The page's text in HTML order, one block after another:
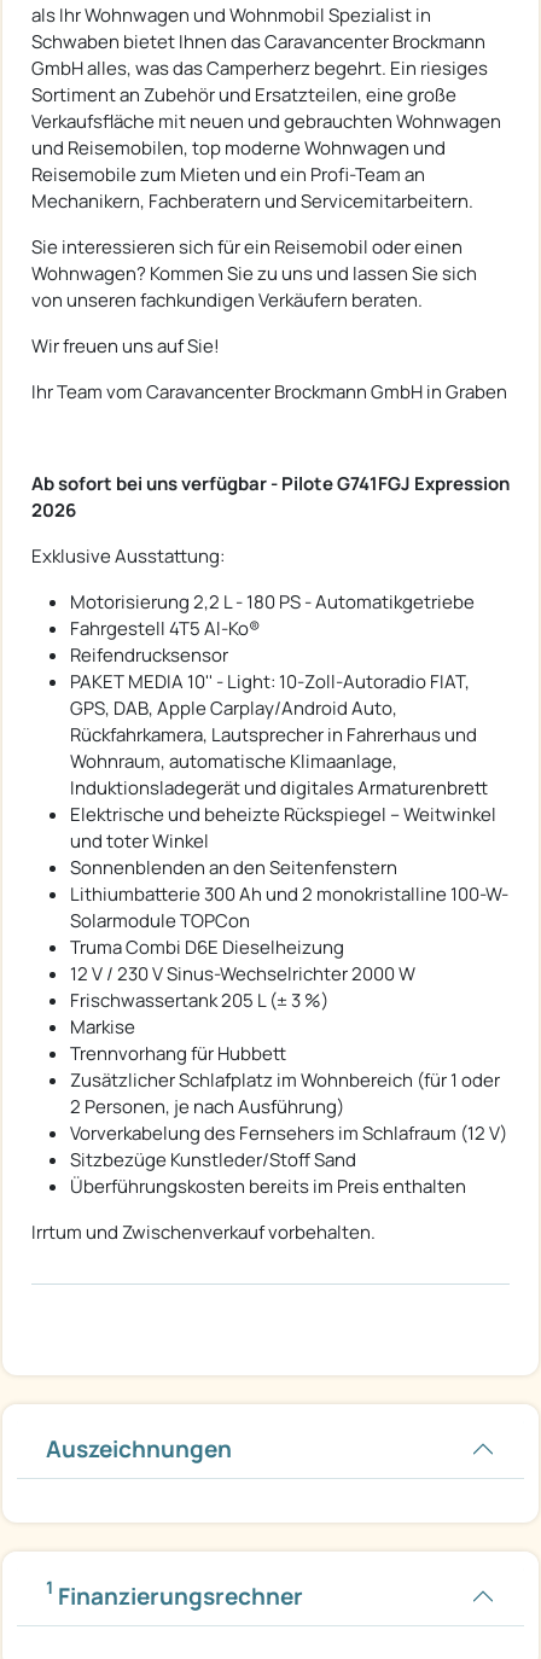
als Ihr Wohnwagen und Wohnmobil Spezialist in
Schwaben bietet Ihnen das Caravancenter Brockmann
GmbH alles, was das Camperherz begehrt. Ein riesiges
Sortiment an Zubehör und Ersatzteilen, eine große
Verkaufsfläche mit neuen und gebrauchten Wohnwagen
und Reisemobilen, top moderne Wohnwagen und
Reisemobile zum Mieten und ein Profi-Team an
Mechanikern, Fachberatern und Servicemitarbeitern.
Sie interessieren sich für ein Reisemobil oder einen
Wohnwagen? Kommen Sie zu uns und lassen Sie sich
von unseren fachkundigen Verkäufern beraten.
Wir freuen uns auf Sie!
Ihr Team vom Caravancenter Brockmann GmbH in Graben
Ab sofort bei uns verfügbar - Pilote G741FGJ Expression
2026
Exklusive Ausstattung:
Motorisierung 2,2 L - 180 PS - Automatikgetriebe
Fahrgestell 4T5 Al-Ko®
Reifendrucksensor
PAKET MEDIA 10'' - Light: 10-Zoll-Autoradio FIAT,
GPS, DAB, Apple Carplay/Android Auto,
Rückfahrkamera, Lautsprecher in Fahrerhaus und
Wohnraum, automatische Klimaanlage,
Induktionsladegerät und digitales Armaturenbrett
Elektrische und beheizte Rückspiegel – Weitwinkel
und toter Winkel
Sonnenblenden an den Seitenfenstern
Lithiumbatterie 300 Ah und 2 monokristalline 100-W-
Solarmodule TOPCon
Truma Combi D6E Dieselheizung
12 V / 230 V Sinus-Wechselrichter 2000 W
Frischwassertank 205 L (± 3 %)
Markise
Trennvorhang für Hubbett
Zusätzlicher Schlafplatz im Wohnbereich (für 1 oder
2 Personen, je nach Ausführung)
Vorverkabelung des Fernsehers im Schlafraum (12 V)
Sitzbezüge Kunstleder/Stoff Sand
Überführungskosten bereits im Preis enthalten
Irrtum und Zwischenverkauf vorbehalten.
Auszeichnungen
1 Finanzierungsrechner